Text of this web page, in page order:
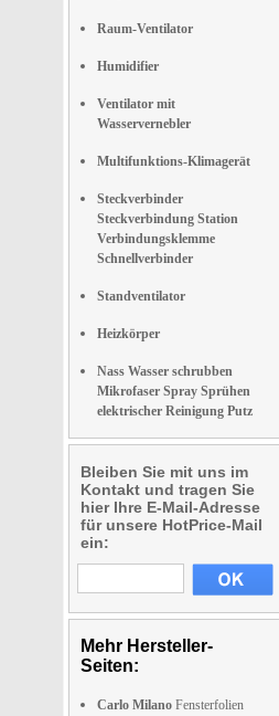
Raum-Ventilator
Humidifier
Ventilator mit
Wasservernebler
Multifunktions-Klimagerät
Steckverbinder
Steckverbindung Station
Verbindungsklemme
Schnellverbinder
Standventilator
Heizkörper
Nass Wasser schrubben
Mikrofaser Spray Sprühen
elektrischer Reinigung Putz
Bleiben Sie mit uns im
Kontakt und tragen Sie
hier Ihre E-Mail-Adresse
für unsere HotPrice-Mail
ein:
Mehr Hersteller-
Seiten:
Carlo Milano Fensterfolien